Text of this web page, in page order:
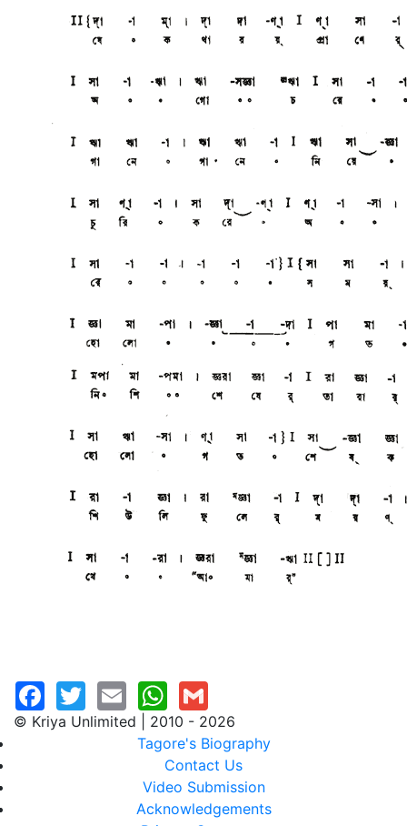
© Kriya Unlimited | 2010 - 2026
Tagore's Biography
Contact Us
Video Submission
Acknowledgements